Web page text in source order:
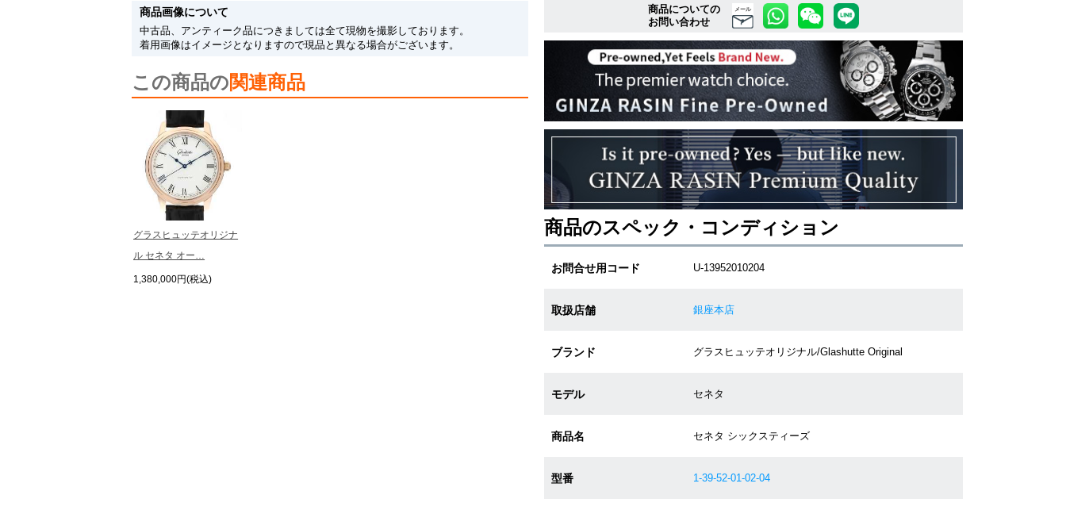
商品画像について
中古品、アンティーク品につきましては全て現物を撮影しております。
着用画像はイメージとなりますので現品と異なる場合がございます。
この商品の関連商品
グラスヒュッテオリジナ
ル セネタ オー…
1,380,000円(税込)
商品についての
お問い合わせ
メール
商品のスペック・コンディション
お問合せ用コード U-13952010204
取扱店舗 銀座本店
ブランド グラスヒュッテオリジナル/Glashutte Original
モデル セネタ
商品名 セネタ シックスティーズ
型番 1-39-52-01-02-04